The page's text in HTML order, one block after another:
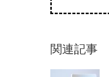
関連記事